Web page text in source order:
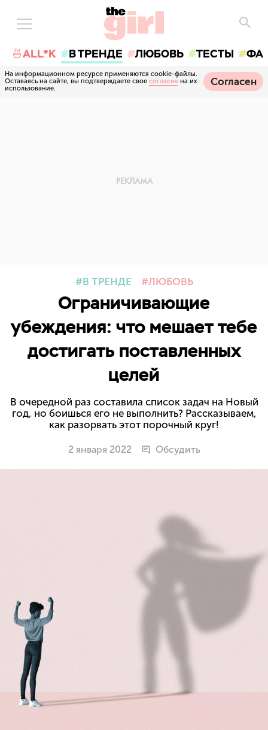
🍜ALL*K В ТРЕНДЕ ЛЮБОВЬ ТЕСТЫ
На информационном ресурсе применяются cookie-файлы.
Оставаясь на сайте, вы подтверждаете свое согласие на их
использование.
Согласен
В ТРЕНДЕ ЛЮБОВЬ
Ограничивающие
убеждения: что мешает тебе
достигать поставленных
целей
В очередной раз составила список задач на Новый
год, но боишься его не выполнить? Рассказываем,
как разорвать этот порочный круг!
2 января 2022 Обсудить